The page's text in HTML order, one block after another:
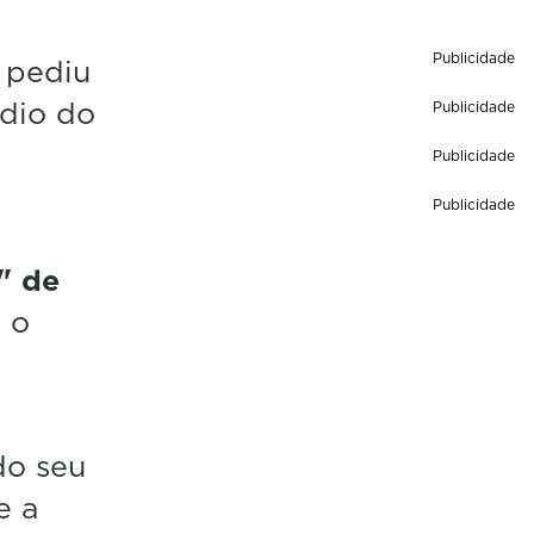
pediu
do
de
o
seu
a
Publicidade
Publicidade
Publicidade
Publicidade